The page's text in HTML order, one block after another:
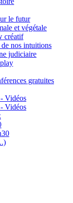
le futur
et végétale
créatif
nos intuitions
judiciaire
gratuites
Vidéos
Vidéos